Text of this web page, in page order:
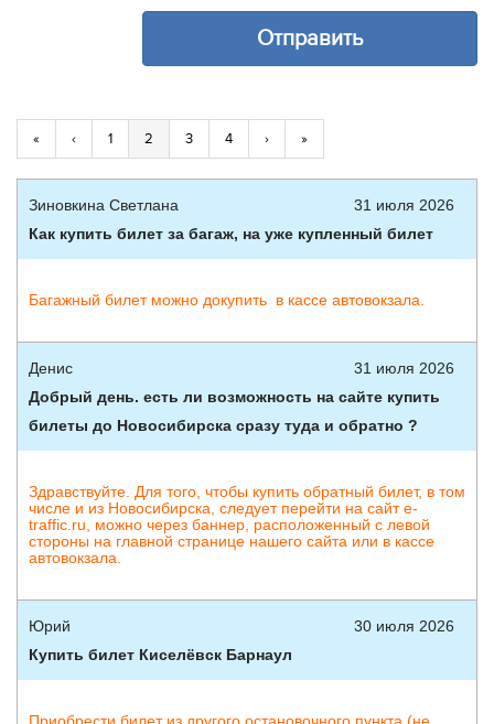
« ‹ 1 2 3 4 › »
Зиновкина Светлана
31 июля 2026
Как купить билет за багаж, на уже купленный билет
Багажный билет можно докупить в кассе автовокзала.
Денис
31 июля 2026
Добрый день. есть ли возможность на сайте купить
билеты до Новосибирска сразу туда и обратно ?
Здравствуйте. Для того, чтобы купить обратный билет, в том
числе и из Новосибирска, следует перейти на сайт e-
traffic.ru, можно через баннер, расположенный с левой
стороны на главной странице нашего сайта или в кассе
автовокзала.
Юрий
30 июля 2026
Купить билет Киселёвск Барнаул